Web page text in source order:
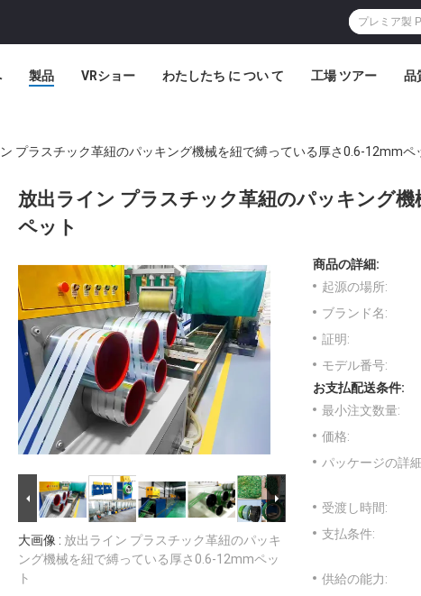
製品 VRショー わたしたち に つい て 工場 ツアー 品
プラスチック革紐のパッキング機械を紐で縛っている厚さ0.6-12mmペ
放出ライン プラスチック革紐のパッキング
ペット
大画像 : 放出ライン プラスチック革紐のパッキ
ング機械を紐で縛っている厚さ0.6-12mmペッ
ト
商品の詳細:
起源の場所:
ブランド名:
証明:
モデル番号:
お支払配送条件:
最小注文数量:
価格:
パッケージの詳
受渡し時間:
支払条件:
供給の能力: